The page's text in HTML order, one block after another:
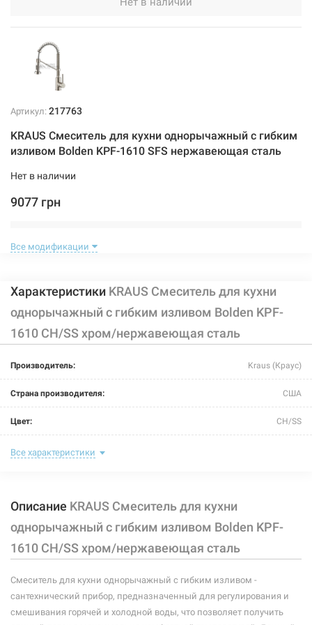
Артикул: 217763
KRAUS Смеситель для кухни однорычажный с гибким
изливом Bolden KPF-1610 SFS нержавеющая сталь
Нет в наличии
9077 грн
Артикул:217765
KRAUS Смеситель для кухни однорычажный с гибким
изливом Bolden KPF-1610 SFS/MB нержавеющая
сталь/черный
Нет в наличии
8033 грн
Артикул:331070
KRAUS Смеситель для кухни однорычажный с гибким
Все модификации
Характеристики KRAUS Смеситель для кухни
однорычажный с гибким изливом Bolden KPF-
1610 CH/SS хром/нержавеющая сталь
Производитель: Kraus (Краус)
Страна производителя: США
Цвет: CH/SS
Назначение смесителя:
Тип конструкции: с гибким изливом
Тип смесителя (крана): однорычажный
Материал корпуса смесителя (крана): латунь
Тип излива: высокий поворотный
Все характеристики
Описание KRAUS Смеситель для кухни
однорычажный с гибким изливом Bolden KPF-
1610 CH/SS хром/нержавеющая сталь
Смеситель для кухни однорычажный с гибким изливом -
сантехнический прибор, предназначенный для регулирования и
смешивания горячей и холодной воды, что позволяет получить